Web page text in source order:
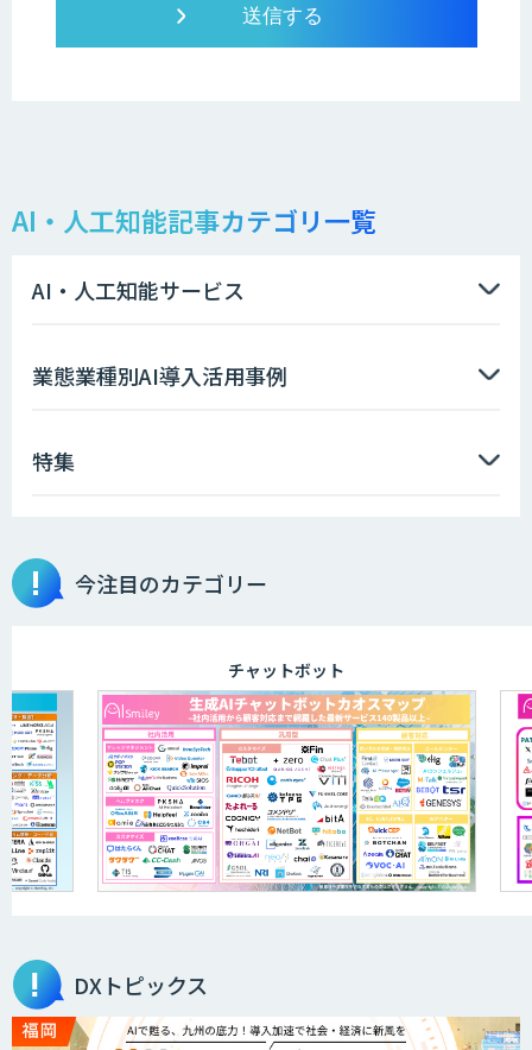
AI・人工知能記事カテゴリ一覧
AI・人工知能サービス
業態業種別AI導入活用事例
特集
今注目のカテゴリー
チャットボット
DXトピックス